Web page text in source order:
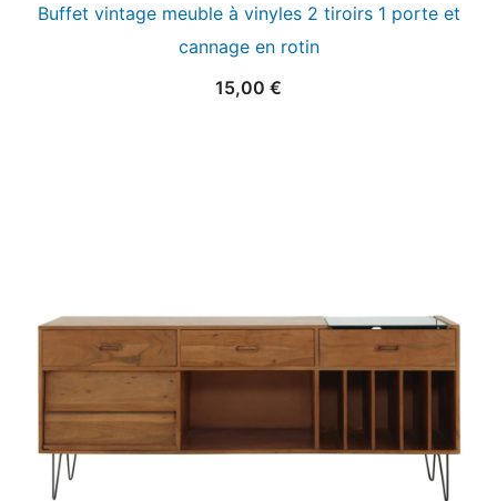
Buffet vintage meuble à vinyles 2 tiroirs 1 porte et
cannage en rotin
15,00 €